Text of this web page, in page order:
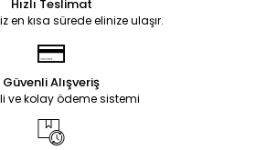
Hızlı Teslimat
en kısa sürede elinize ulaşır.
Güvenli Alışveriş
ve kolay ödeme sistemi